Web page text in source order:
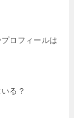
ロフィールは
る？